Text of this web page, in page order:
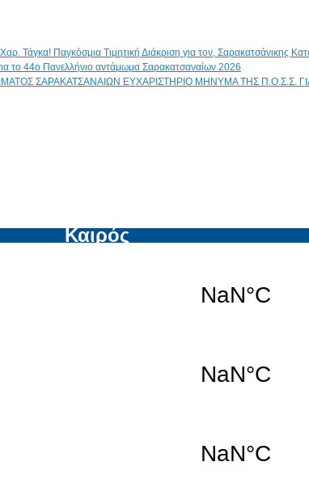
Παγκόσμια Τιμητική Διάκριση για τον, Σαρακατσάνικης
το 44ο Πανελλήνιο αντάμωμα Σαρακατσαναίων 2026
ΕΥΧΑΡΙΣΤΗΡΙΟ ΜΗΝΥΜΑ ΤΗΣ Π.Ο.Σ.Σ.
Καιρός